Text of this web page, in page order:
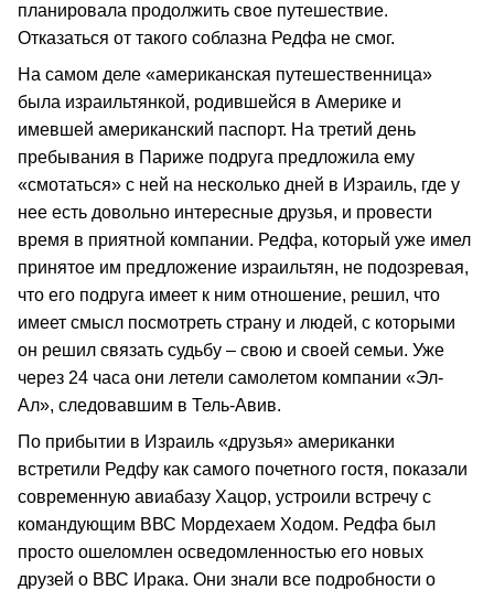
планировала продолжить свое путешествие.
Отказаться от такого соблазна Редфа не смог.
На самом деле «американская путешественница»
была израильтянкой, родившейся в Америке и
имевшей американский паспорт. На третий день
пребывания в Париже подруга предложила ему
«смотаться» с ней на несколько дней в Израиль, где у
нее есть довольно интересные друзья, и провести
время в приятной компании. Редфа, который уже имел
принятое им предложение израильтян, не подозревая,
что его подруга имеет к ним отношение, решил, что
имеет смысл посмотреть страну и людей, с которыми
он решил связать судьбу – свою и своей семьи. Уже
через 24 часа они летели самолетом компании «Эл-
Ал», следовавшим в Тель-Авив.
По прибытии в Израиль «друзья» американки
встретили Редфу как самого почетного гостя, показали
современную авиабазу Хацор, устроили встречу с
командующим ВВС Мордехаем Ходом. Редфа был
просто ошеломлен осведомленностью его новых
друзей о ВВС Ирака. Они знали все подробности о